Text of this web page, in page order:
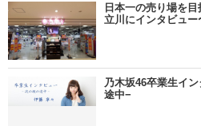
日本一の売り場を
立川にインタビュー
乃木坂46卒業生イ
途中−